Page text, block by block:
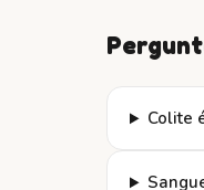
Colite